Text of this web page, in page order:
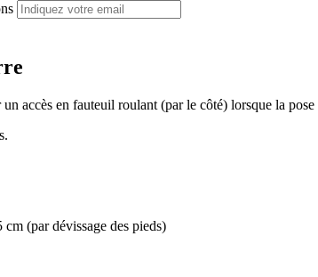
accès en fauteuil roulant (par le côté) lorsque la
(par dévissage des pieds)